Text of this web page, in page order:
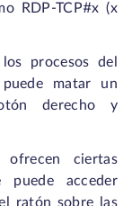
RDP-TCP#x (x
procesos del
matar un
derecho y
ofrecen ciertas
acceder
ratón sobre las